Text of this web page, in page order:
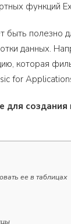
функций
полезно
данных.
которая
for
ее в таблицах